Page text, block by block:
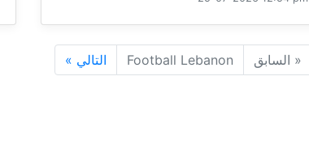
« السابق Football Lebanon التالي »